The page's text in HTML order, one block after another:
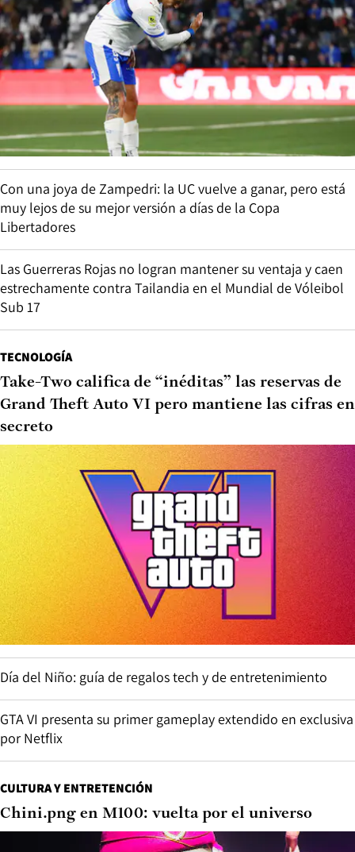
Con una joya de Zampedri: la UC vuelve a ganar, pero está
muy lejos de su mejor versión a días de la Copa
Libertadores
Las Guerreras Rojas no logran mantener su ventaja y caen
estrechamente contra Tailandia en el Mundial de Vóleibol
Sub 17
TECNOLOGÍA
Take-Two califica de “inéditas” las reservas de
Grand Theft Auto VI pero mantiene las cifras en
secreto
Día del Niño: guía de regalos tech y de entretenimiento
GTA VI presenta su primer gameplay extendido en exclusiva
por Netflix
CULTURA Y ENTRETENCIÓN
Chini.png en M100: vuelta por el universo